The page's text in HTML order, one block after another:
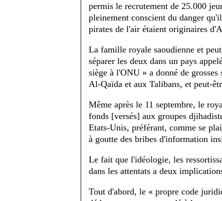
permis le recrutement de 25.000
pleinement conscient du danger
pirates de l'air étaient originaires
La famille royale saoudienne et
séparer les deux dans un pays
siège à l'ONU » a donné de grosses
Al-Qaïda et aux Talibans, et peut-
Même après le 11 septembre, le
fonds [versés] aux groupes
Etats-Unis, préférant, comme se
à goutte des bribes d'information
Le fait que l'idéologie, les
dans les attentats a deux
Tout d'abord, le « propre code